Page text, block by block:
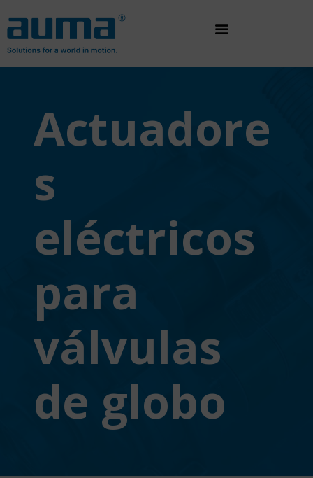
al
contenido
Actuadore
s
eléctricos
para
válvulas
de globo